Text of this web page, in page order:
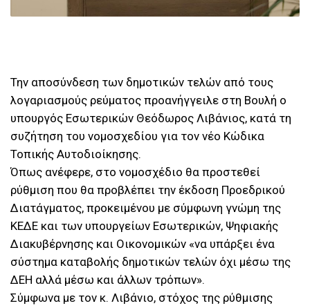
Την αποσύνδεση των δημοτικών τελών από τους
λογαριασμούς ρεύματος προανήγγειλε στη Βουλή ο
υπουργός Εσωτερικών Θεόδωρος Λιβάνιος, κατά τη
συζήτηση του νομοσχεδίου για τον νέο Κώδικα
Τοπικής Αυτοδιοίκησης.
Όπως ανέφερε, στο νομοσχέδιο θα προστεθεί
ρύθμιση που θα προβλέπει την έκδοση Προεδρικού
Διατάγματος, προκειμένου με σύμφωνη γνώμη της
ΚΕΔΕ και των υπουργείων Εσωτερικών, Ψηφιακής
Διακυβέρνησης και Οικονομικών «να υπάρξει ένα
σύστημα καταβολής δημοτικών τελών όχι μέσω της
ΔΕΗ αλλά μέσω και άλλων τρόπων».
Σύμφωνα με τον κ. Λιβάνιο, στόχος της ρύθμισης